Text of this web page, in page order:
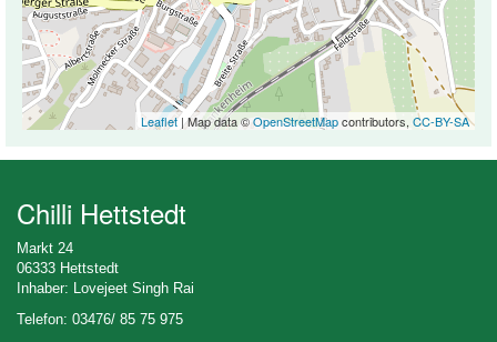
Leaflet| Map data ©OpenStreetMapcontributors, CC-BY-SA
Chilli Hettstedt
Markt 24
06333 Hettstedt
Inhaber: Lovejeet Singh Rai
Telefon: 03476/ 85 75 975